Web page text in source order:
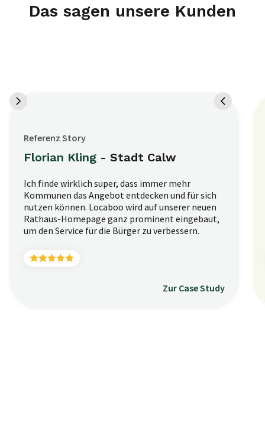
Das sagen unsere Kunden
Referenz Story
Florian Kling - Stadt Calw
Ich finde wirklich super, dass immer mehr
Kommunen das Angebot entdecken und für sich
nutzen können. Locaboo wird auf unserer neuen
Rathaus-Homepage ganz prominent eingebaut,
um den Service für die Bürger zu verbessern.
Zur Case Study